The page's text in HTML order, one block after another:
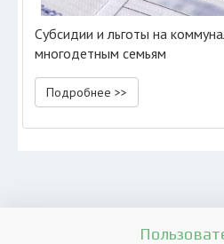
Субсидии и льготы на
многодетным семьям
Подробнее >>